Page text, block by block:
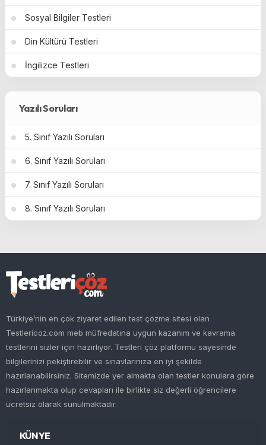
Sosyal Bilgiler Testleri
Din Kültürü Testleri
İngilizce Testleri
Yazılı Soruları
5. Sınıf Yazılı Soruları
6. Sınıf Yazılı Soruları
7. Sınıf Yazılı Soruları
8. Sınıf Yazılı Soruları
Türkiye’nin en çok ziyaret edilen test çözme sitesi olan
Testlericoz.com meb müfredatına uygun kazanım ve kavrama
testlerini sizler için hazırlıyor. Testleri çöz platformu sayesinde
bilgilerinizi pekiştirebilir ve sınavlarınıza en iyi şekilde
hazırlanabilirsiniz. Sitemizde yer almakta olan testler konulara göre
hazırlanmakta olup cevapları ile birlikte siz değerli öğrencilere
ücretsiz olarak sunulmaktadır.
KÜNYE